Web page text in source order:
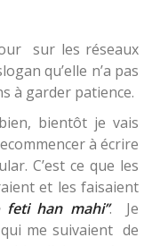
sur les réseaux
qu’elle n’a pas
à garder patience.
bientôt je vais
à écrire
C’est ce que les
et les faisaient
feti han mahi’’. Je
me suivaient de